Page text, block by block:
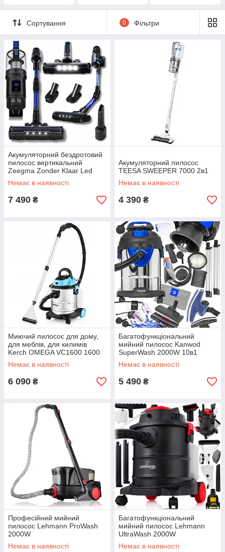
Сортування 0 Фільтри
Акумуляторний бездротовий
пилосос вертикальний
Zeegma Zonder Klaar Led
пилосос без шнура
Немає в наявності
7 490 ₴
Акумуляторний пилосос
TEESA SWEEPER 7000 2в1
Немає в наявності
4 390 ₴
Миючий пилосос для дому,
для меблів, для килимів
Kerch OMEGA VC1600 1600
Вт, пилосос для дивана
Немає в наявності
6 090 ₴
Багатофункціональний
мийний пилосос Kanwod
SuperWash 2000W 10в1
Немає в наявності
5 490 ₴
Професійний мийний
пилосос Lehmann ProWash
2000W
Немає в наявності
Багатофункціональний
мийний пилосос Lehmann
UltraWash 2000W
Немає в наявності